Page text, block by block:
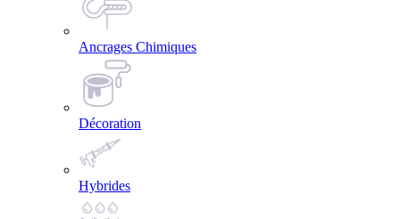
Ancrages Chimiques
Décoration
Hybrides